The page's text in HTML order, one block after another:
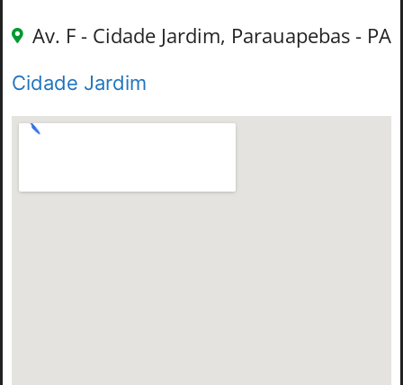
Av. F - Cidade Jardim, Parauapebas - PA
Cidade Jardim